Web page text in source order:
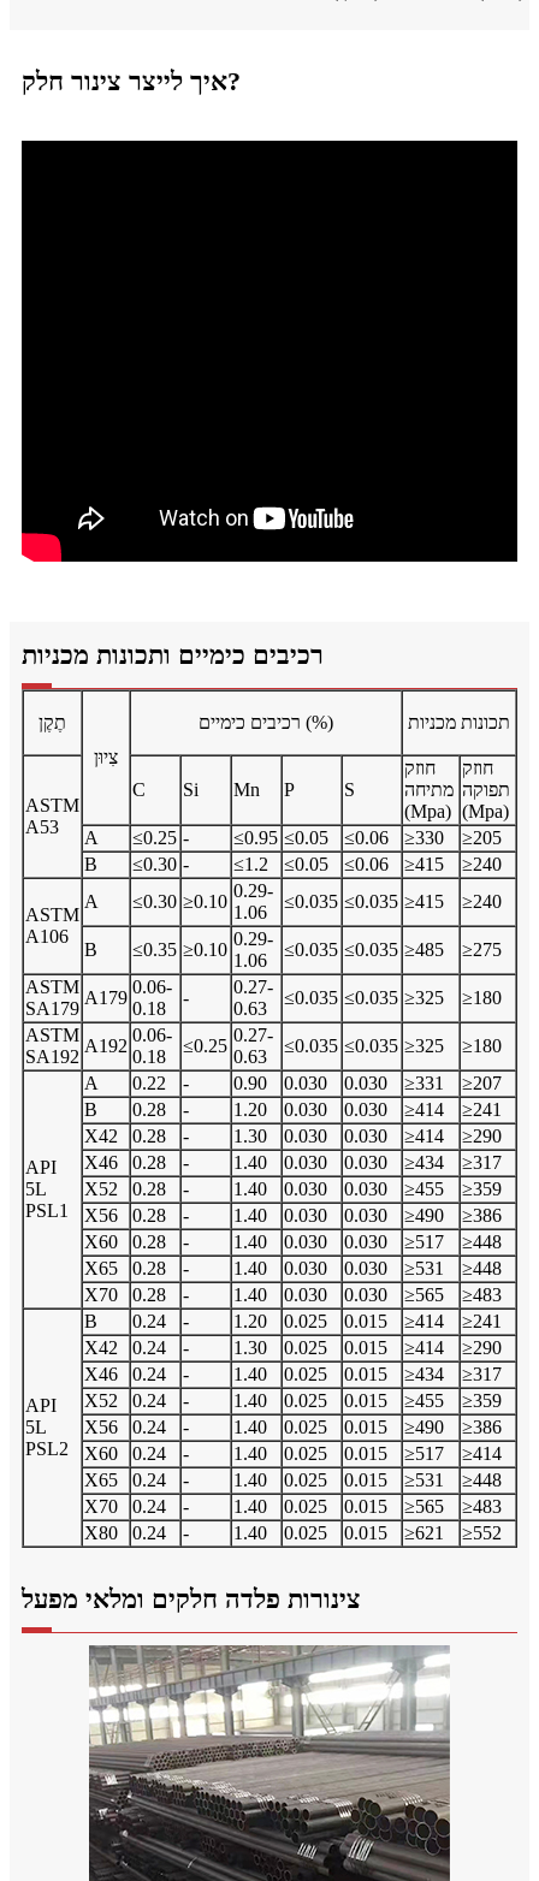
איך לייצר צינור חלק?
רכיבים כימיים ותכונות מכניות
תֶקֶן
צִיוּן
רכיבים כימיים (%) תכונות מכניות
ASTM
A53
C Si Mn P S
חוזק
מתיחה
(Mpa)
חוזק
תפוקה
(Mpa)
A
≤0.25 - ≤0.95 ≤0.05 ≤0.06 ≥330
≥205
B
≤0.30 - ≤1.2 ≤0.05 ≤0.06 ≥415 ≥240
ASTM
A106
A ≤0.30 ≥0.10
0.29-
1.06
≤0.035 ≤0.035 ≥415 ≥240
B ≤0.35 ≥0.10
0.29-
1.06
≤0.035 ≤0.035 ≥485
≥275
ASTM
SA179
A179
0.06-
0.18
-
0.27-
0.63
≤0.035 ≤0.035 ≥325
≥180
ASTM
SA192
A192
0.06-
0.18
≤0.25
0.27-
0.63
≤0.035 ≤0.035 ≥325 ≥180
API
5L
PSL1
A 0.22 - 0.90 0.030 0.030 ≥331
≥207
B
0.28 - 1.20 0.030 0.030 ≥414
≥241
X42
0.28 - 1.30 0.030 0.030 ≥414
≥290
X46
0.28 - 1.40 0.030 0.030 ≥434
≥317
X52
0.28 - 1.40 0.030 0.030 ≥455
≥359
X56
0.28 - 1.40 0.030 0.030 ≥490
≥386
X60
0.28 - 1.40 0.030 0.030 ≥517
≥448
X65
0.28 - 1.40 0.030 0.030 ≥531
≥448
X70
0.28 - 1.40 0.030 0.030 ≥565 ≥483
API
5L
PSL2
B 0.24 - 1.20 0.025 0.015 ≥414
≥241
X42
0.24 - 1.30 0.025 0.015 ≥414
≥290
X46
0.24 - 1.40 0.025 0.015 ≥434
≥317
X52
0.24 - 1.40 0.025 0.015 ≥455
≥359
X56
0.24 - 1.40 0.025 0.015 ≥490
≥386
X60
0.24 - 1.40 0.025 0.015 ≥517
≥414
X65
0.24 - 1.40 0.025 0.015 ≥531
≥448
X70
0.24 - 1.40 0.025 0.015 ≥565
≥483
X80
0.24 - 1.40 0.025 0.015 ≥621 ≥552
צינורות פלדה חלקים ומלאי מפעל